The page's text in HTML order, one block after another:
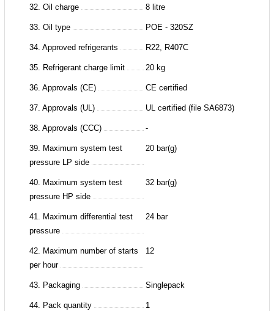
32. Oil charge 8 litre
33. Oil type POE - 320SZ
34. Approved refrigerants R22, R407C
35. Refrigerant charge limit 20 kg
36. Approvals (CE) CE certified
37. Approvals (UL) UL certified (file SA6873)
38. Approvals (CCC) -
39. Maximum system test
pressure LP side
20 bar(g)
40. Maximum system test
pressure HP side
32 bar(g)
41. Maximum differential test
pressure
24 bar
42. Maximum number of starts
per hour
12
43. Packaging Singlepack
44. Pack quantity 1